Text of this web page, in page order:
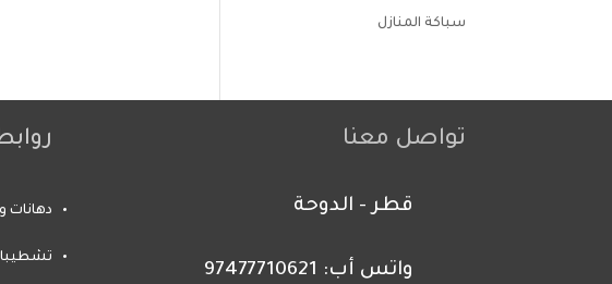
سباكة المنازل
دهانات
تواصل معنا
قطر - الدوحة
واتس أب: 97477710621